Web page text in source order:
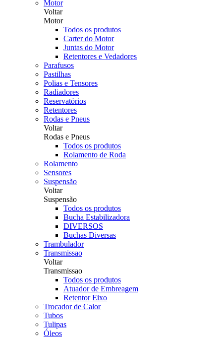
Motor
Voltar
Motor
Todos os produtos
Carter do Motor
Juntas do Motor
Retentores e Vedadores
Parafusos
Pastilhas
Polias e Tensores
Radiadores
Reservatórios
Retentores
Rodas e Pneus
Voltar
Rodas e Pneus
Todos os produtos
Rolamento de Roda
Rolamento
Sensores
Suspensão
Voltar
Suspensão
Todos os produtos
Bucha Estabilizadora
DIVERSOS
Buchas Diversas
Trambulador
Transmissao
Voltar
Transmissao
Todos os produtos
Atuador de Embreagem
Retentor Eixo
Trocador de Calor
Tubos
Tulipas
Óleos